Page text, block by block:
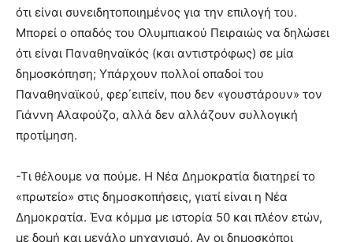
ότι είναι συνειδητοποιημένος για την επιλογή του.
Μπορεί ο οπαδός του Ολυμπιακού Πειραιώς να δηλώσει
ότι είναι Παναθηναϊκός (και αντιστρόφως) σε μία
δημοσκόπηση; Υπάρχουν πολλοί οπαδοί του
Παναθηναϊκού, φερ΄ειπείν, που δεν «γουστάρουν» τον
Γιάννη Αλαφούζο, αλλά δεν αλλάζουν συλλογική
προτίμηση.
-Τι θέλουμε να πούμε. Η Νέα Δημοκρατία διατηρεί το
«πρωτείο» στις δημοσκοπήσεις, γιατί είναι η Νέα
Δημοκρατία. Ένα κόμμα με ιστορία 50 και πλέον ετών,
με δομή και μεγάλο μηχανισμό. Αν οι δημοσκόποι